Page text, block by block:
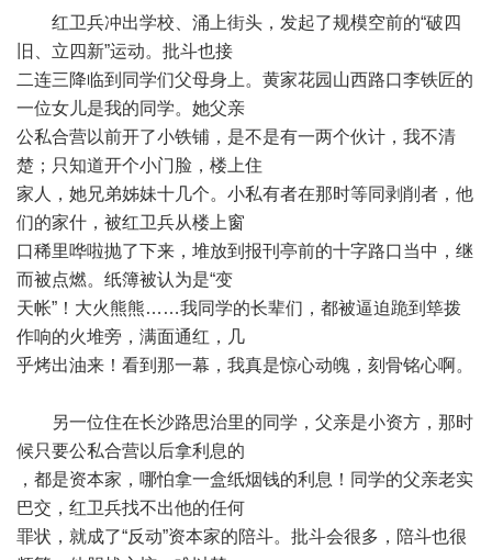
红卫兵冲出学校、涌上街头，发起了规模空前的“破四
旧、立四新”运动。批斗也接
二连三降临到同学们父母身上。黄家花园山西路口李铁匠的
一位女儿是我的同学。她父亲
公私合营以前开了小铁铺，是不是有一两个伙计，我不清
楚；只知道开个小门脸，楼上住
家人，她兄弟姊妹十几个。小私有者在那时等同剥削者，他
们的家什，被红卫兵从楼上窗
口稀里哗啦抛了下来，堆放到报刊亭前的十字路口当中，继
而被点燃。纸簿被认为是“变
天帐”！大火熊熊……我同学的长辈们，都被逼迫跪到筚拨
作响的火堆旁，满面通红，几
乎烤出油来！看到那一幕，我真是惊心动魄，刻骨铭心啊。
另一位住在长沙路思治里的同学，父亲是小资方，那时
候只要公私合营以后拿利息的
，都是资本家，哪怕拿一盒纸烟钱的利息！同学的父亲老实
巴交，红卫兵找不出他的任何
罪状，就成了“反动”资本家的陪斗。批斗会很多，陪斗也很